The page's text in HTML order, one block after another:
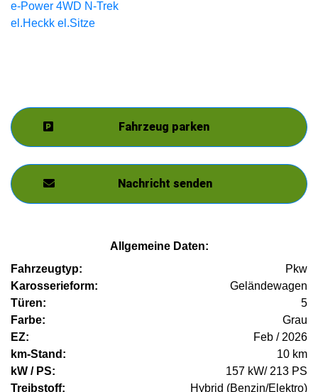
Fahrzeug parken
Nachricht senden
Allgemeine Daten:
Fahrzeugtyp:
Pkw
Karosserieform:
Geländewagen
Türen:
5
Farbe:
Grau
EZ:
Feb / 2026
km-Stand:
10 km
kW / PS:
157 kW/ 213 PS
Treibstoff:
Hybrid (Benzin/Elektro)